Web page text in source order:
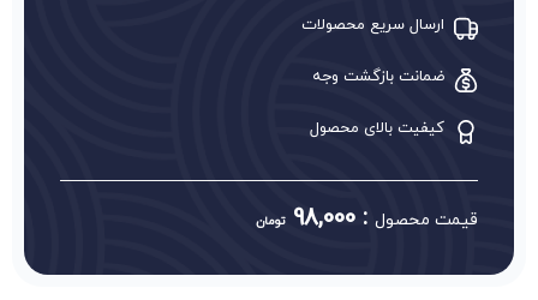
ارسال سریع محصولات
ضمانت بازگشت وجه
کیفیت بالای محصول
قیمت محصول :
98,000 تومان